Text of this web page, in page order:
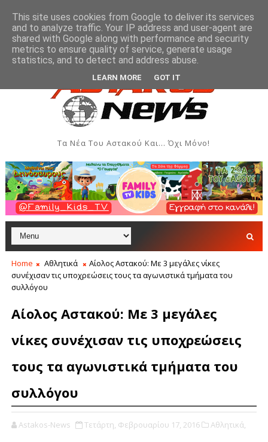
του Αστακού ΞΗΡΌΜΕΡΟ Βλάβη στην ύδρευση της
Τα Νέα Του Αστακού Και... Όχι Μόνο!
Home Αθλητικά
Αίολος Αστακού: Με 3 μεγάλες νίκες
συνέχισαν τις υποχρεώσεις τους τα αγωνιστικά τμήματα του
συλλόγου
Αίολος Αστακού: Με 3 μεγάλες
νίκες συνέχισαν τις υποχρεώσεις
τους τα αγωνιστικά τμήματα του
συλλόγου
Astakos-News Τετάρτη, Φεβρουαρίου 17, 2016 Αθλητικά,
This site uses cookies from Google to deliver its services
and to analyze traffic. Your IP address and user-agent are
shared with Google along with performance and security
metrics to ensure quality of service, generate usage
statistics, and to detect and address abuse.
LEARN MORE GOT IT